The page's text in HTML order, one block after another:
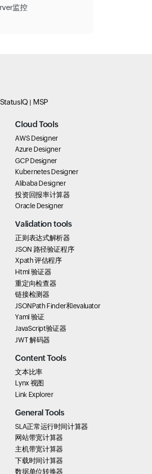
监控
StatusIQ MSP
Cloud Tools
AWS Designer
Azure Designer
GCP Designer
Kubernetes Designer
Alibaba Designer
投资回报率计算器
Oracle Designer
Validation tools
正则表达式解析器
JSON 路径验证程序
Xpath 评估程序
Html 验证器
重定向检查器
链接检测器
JSONPath Finder和evaluator
Yaml 验证
JavaScript验证器
JWT 解码器
Content Tools
文本比率
Lynx 视图
Link Explorer
General Tools
SLA正常运行时间计算器
网站带宽计算器
主机带宽计算器
下载时间计算器
数据单位转换器